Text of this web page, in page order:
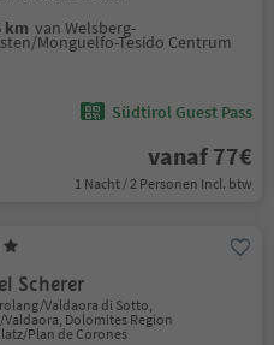
km van Welsberg-
Monguelfo-Tesido Centrum
Südtirol Guest Pass
vanaf 77€
1 Nacht / 2 Personen Incl. btw
Scherer
Valdaora di Sotto,
Valdaora, Dolomites Region
Plan de Corones